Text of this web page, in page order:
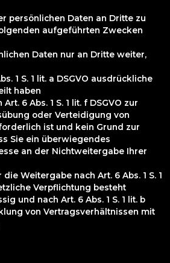
persönlichen Daten an Dritte zu
aufgeführten Zwecken
Daten nur an Dritte weiter,
1 S. 1 lit. a DSGVO ausdrückliche
haben
6 Abs. 1 S. 1 lit. f DSGVO zur
oder Verteidigung von
ist und kein Grund zur
Sie ein überwiegendes
an der Nichtweitergabe Ihrer
Weitergabe nach Art. 6 Abs. 1 S. 1
Verpflichtung besteht
und nach Art. 6 Abs. 1 S. 1 lit. b
von Vertragsverhältnissen mit